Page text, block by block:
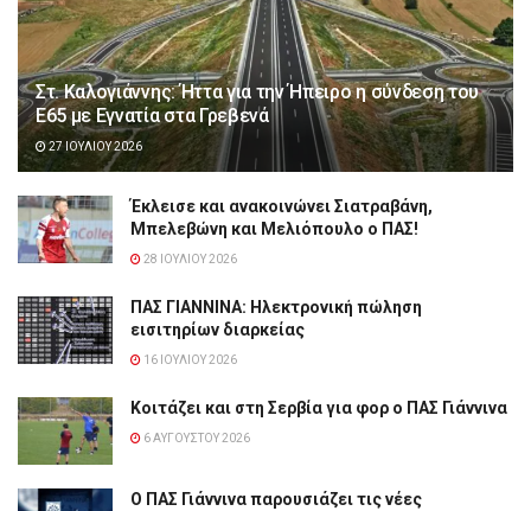
Στ. Καλογιάννης: Ήττα για την Ήπειρο η σύνδεση του
Ε65 με Εγνατία στα Γρεβενά
27 ΙΟΥΛΊΟΥ 2026
Έκλεισε και ανακοινώνει Σιατραβάνη,
Μπελεβώνη και Μελιόπουλο ο ΠΑΣ!
28 ΙΟΥΛΊΟΥ 2026
ΠΑΣ ΓΙΑΝΝΙΝΑ: Hλεκτρονική πώληση
εισιτηρίων διαρκείας
16 ΙΟΥΛΊΟΥ 2026
Κοιτάζει και στη Σερβία για φορ ο ΠΑΣ Γιάννινα
6 ΑΥΓΟΎΣΤΟΥ 2026
Ο ΠΑΣ Γιάννινα παρουσιάζει τις νέες